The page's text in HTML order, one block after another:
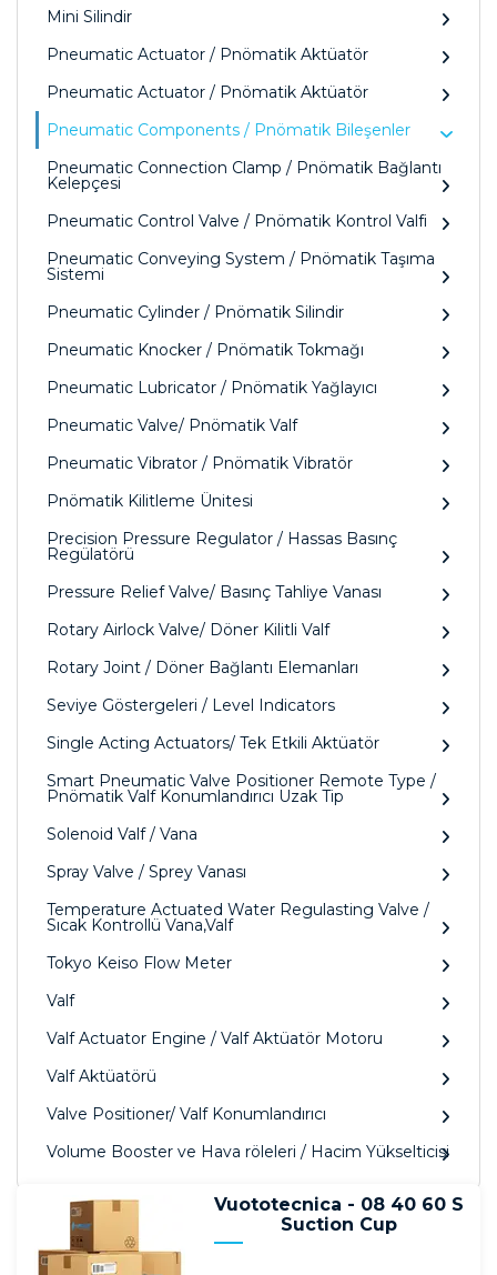
Mini Silindir
Pneumatic Actuator / Pnömatik Aktüatör
Pneumatic Actuator / Pnömatik Aktüatör
Pneumatic Components / Pnömatik Bileşenler
Pneumatic Connection Clamp / Pnömatik Bağlantı
Kelepçesi
Pneumatic Control Valve / Pnömatik Kontrol Valfi
Pneumatic Conveying System / Pnömatik Taşıma
Sistemi
Pneumatic Cylinder / Pnömatik Silindir
Pneumatic Knocker / Pnömatik Tokmağı
Pneumatic Lubricator / Pnömatik Yağlayıcı
Pneumatic Valve/ Pnömatik Valf
Pneumatic Vibrator / Pnömatik Vibratör
Pnömatik Kilitleme Ünitesi
Precision Pressure Regulator / Hassas Basınç
Regülatörü
Pressure Relief Valve/ Basınç Tahliye Vanası
Rotary Airlock Valve/ Döner Kilitli Valf
Rotary Joint / Döner Bağlantı Elemanları
Seviye Göstergeleri / Level Indicators
Single Acting Actuators/ Tek Etkili Aktüatör
Smart Pneumatic Valve Positioner Remote Type /
Pnömatik Valf Konumlandırıcı Uzak Tip
Solenoid Valf / Vana
Spray Valve / Sprey Vanası
Temperature Actuated Water Regulasting Valve /
Sıcak Kontrollü Vana,Valf
Tokyo Keiso Flow Meter
Valf
Valf Actuator Engine / Valf Aktüatör Motoru
Valf Aktüatörü
Valve Positioner/ Valf Konumlandırıcı
Volume Booster ve Hava röleleri / Hacim Yükselticisi
Vuototecnica - 08 40 60 S
Suction Cup